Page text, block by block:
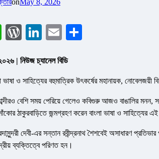
WhatsApp
WordPress
LinkedIn
Email
| নিউজ চ্যানেল বিডি
ও সাহিত্যের বহুমাত্রিক উৎকর্ষের মহানায়ক, নোবেলজয়ী
বেশি সময় পেরিয়ে গেলেও কবিগুরু আজও বাঙালির
ঠাকুরবাড়িতে জন্মগ্রহণ করেন বাংলা ভাষা ও সাহিত্যের
দেবী-এর সন্তান রবীন্দ্রনাথ শৈশবেই অসাধারণ
ব্যক্তিত্বে পরিণত হন।